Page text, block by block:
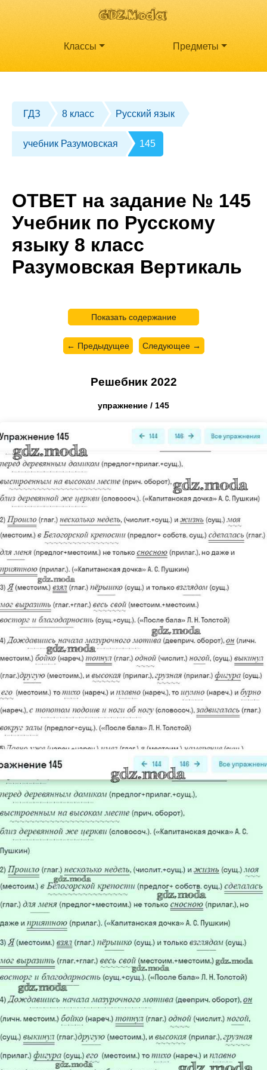
Классы Предметы
ГДЗ 8 класс Русский язык
учебник Разумовская 145
ОТВЕТ на задание № 145
Учебник по Русскому
языку 8 класс
Разумовская Вертикаль
Показать содержание
← Предыдущее Следующее →
Решебник 2022
упражнение / 145